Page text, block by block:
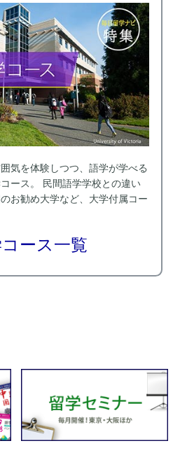
気を体験しつつ、語学が学べる
ース。 民間語学学校との違い
お勧め大学など、大学付属コー
ース一覧